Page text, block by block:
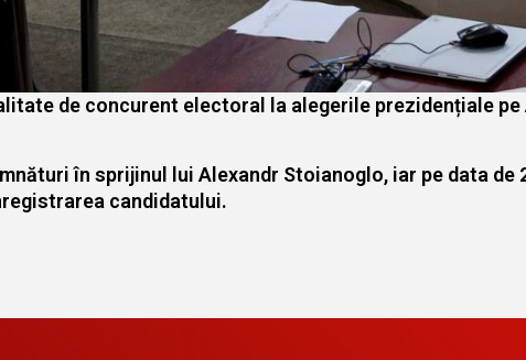
de concurent electoral la alegerile prezidențiale pe
în sprijinul lui Alexandr Stoianoglo, iar pe data de
candidatului.